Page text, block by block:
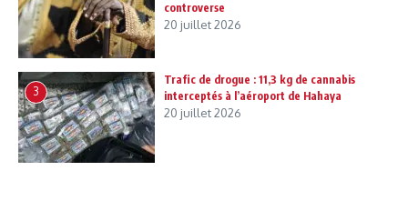
controverse
20 juillet 2026
3
Trafic de drogue : 11,3 kg de cannabis
interceptés à l’aéroport de Hahaya
20 juillet 2026